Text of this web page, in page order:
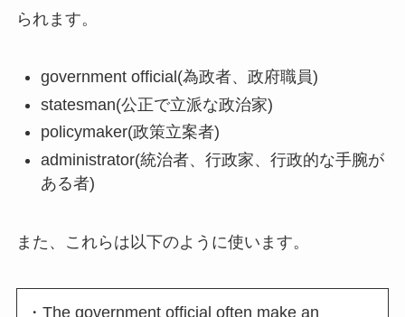
られます。
government official(為政者、政府職員)
statesman(公正で立派な政治家)
policymaker(政策立案者)
administrator(統治者、行政家、行政的な手腕が
ある者)
また、これらは以下のように使います。
・The government official often make an